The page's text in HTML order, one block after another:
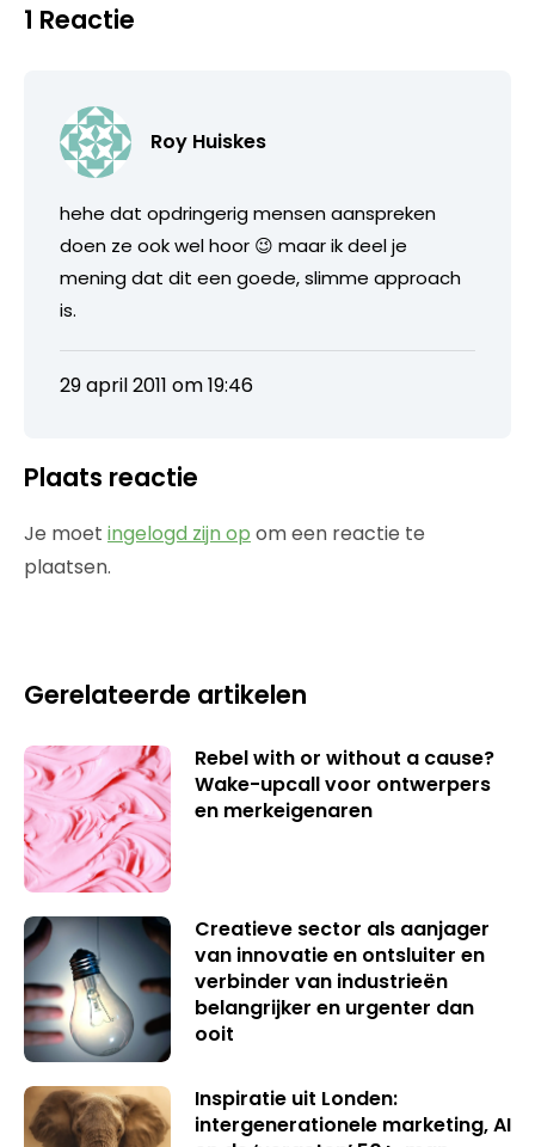
1 Reactie
Roy Huiskes
hehe dat opdringerig mensen aanspreken
doen ze ook wel hoor 😉 maar ik deel je
mening dat dit een goede, slimme approach
is.
29 april 2011 om 19:46
Plaats reactie
Je moet ingelogd zijn op om een reactie te
plaatsen.
Gerelateerde artikelen
Rebel with or without a cause?
Wake-upcall voor ontwerpers
en merkeigenaren
Creatieve sector als aanjager
van innovatie en ontsluiter en
verbinder van industrieën
belangrijker en urgenter dan
ooit
Inspiratie uit Londen:
intergenerationele marketing, AI